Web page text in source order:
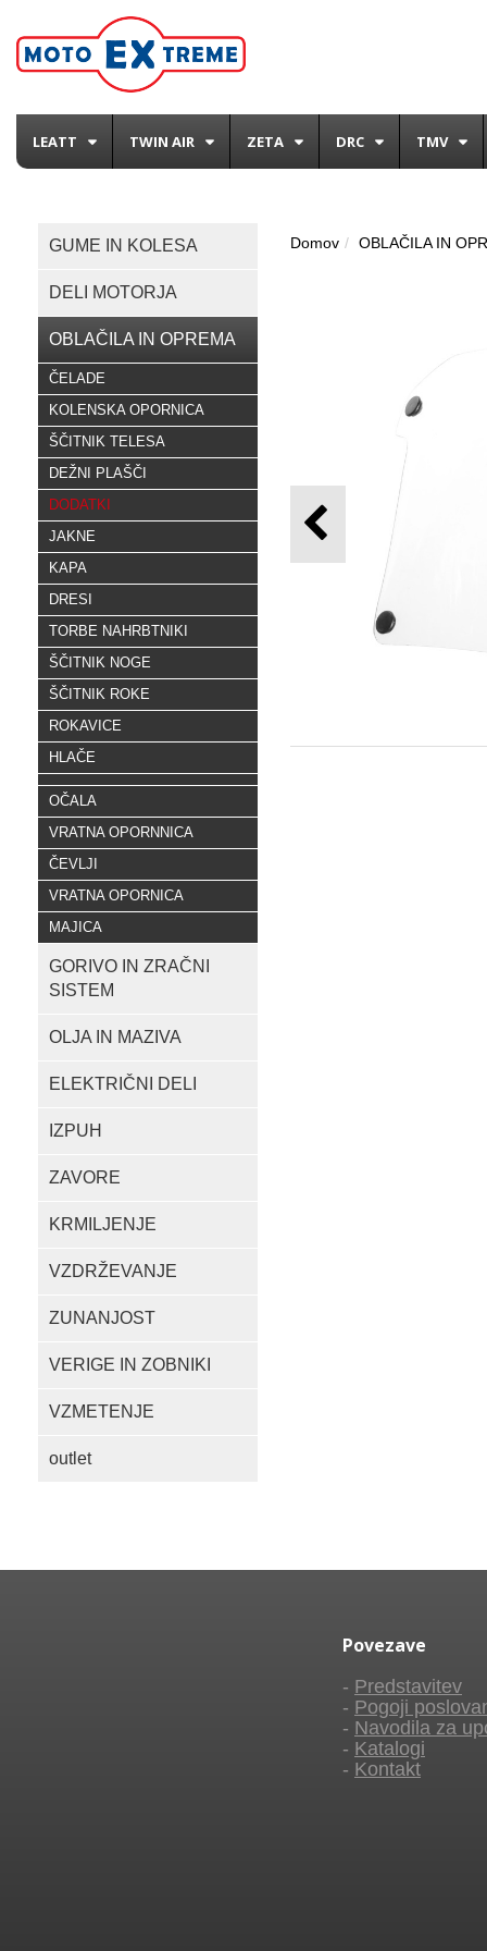
LEATT TWIN AIR ZETA DRC TMV
GUME IN KOLESA
DELI MOTORJA
OBLAČILA IN OPREMA
ČELADE
KOLENSKA OPORNICA
ŠČITNIK TELESA
DEŽNI PLAŠČI
DODATKI
JAKNE
KAPA
DRESI
TORBE NAHRBTNIKI
ŠČITNIK NOGE
ŠČITNIK ROKE
ROKAVICE
HLAČE
OČALA
VRATNA OPORNNICA
ČEVLJI
VRATNA OPORNICA
MAJICA
GORIVO IN ZRAČNI
SISTEM
OLJA IN MAZIVA
ELEKTRIČNI DELI
IZPUH
ZAVORE
KRMILJENJE
VZDRŽEVANJE
ZUNANJOST
VERIGE IN ZOBNIKI
VZMETENJE
outlet
Domov OBLAČILA IN
Povezave
- Predstavitev
- Pogoji
- Navodila za
- Katalogi
- Kontakt